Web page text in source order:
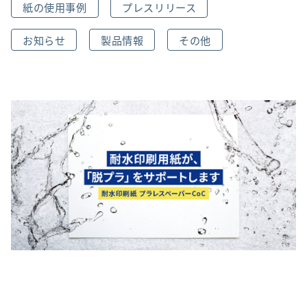
会社案内
トピックス
お問い合わせ・エントリー
SNSアカウント
紙の使用事例 プレスリリース
お知らせ 製品情報 その他